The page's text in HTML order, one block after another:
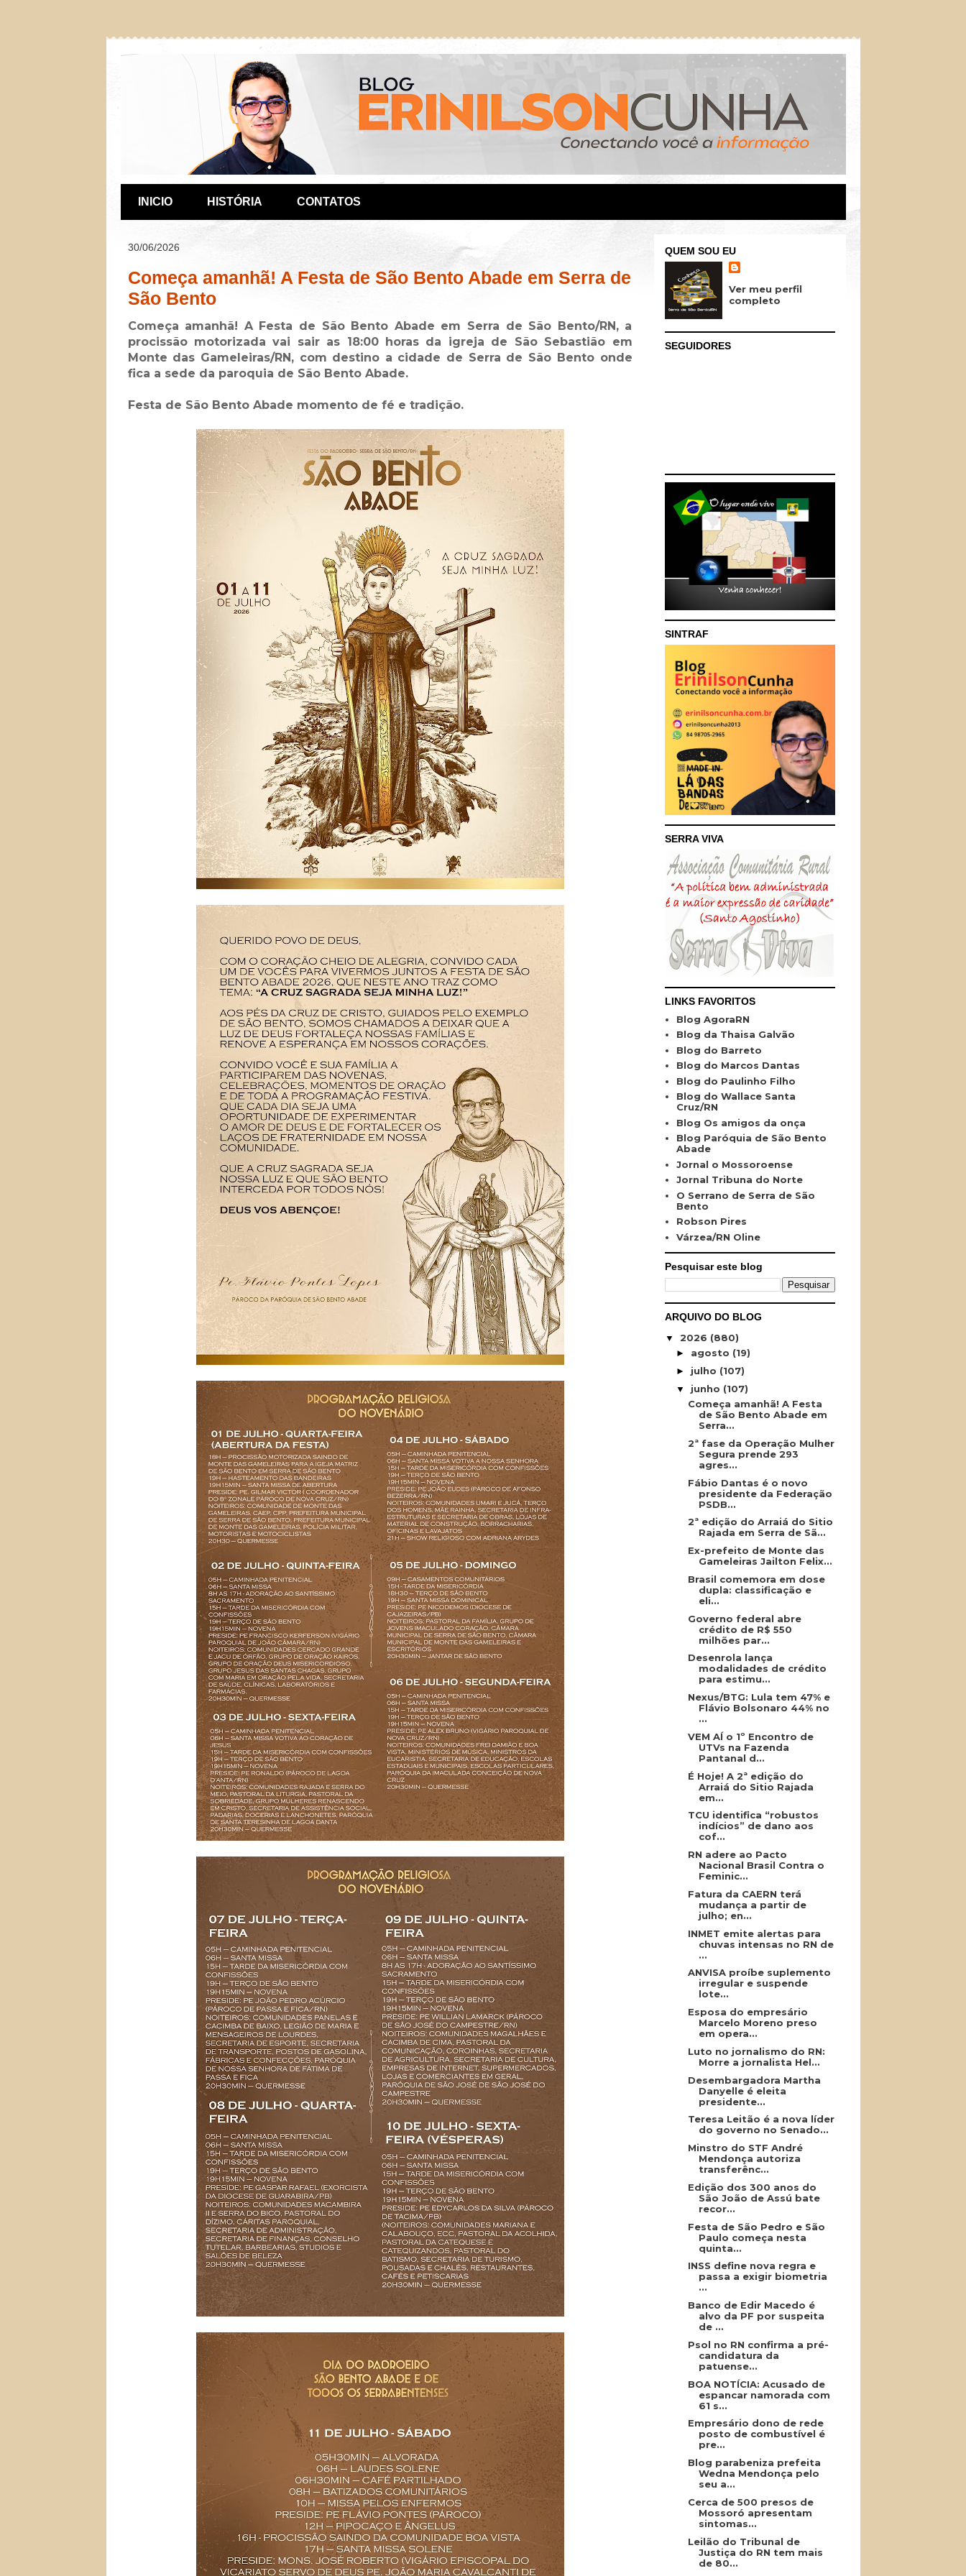
INICIO HISTÓRIA CONTATOS
30/06/2026
Começa amanhã! A Festa de São Bento Abade em Serra de
São Bento
Começa amanhã! A Festa de São Bento Abade em Serra de São Bento/RN, a
procissão motorizada vai sair as 18:00 horas da igreja de São Sebastião em
Monte das Gameleiras/RN, com destino a cidade de Serra de São Bento onde
fica a sede da paroquia de São Bento Abade.
Festa de São Bento Abade momento de fé e tradição.
QUEM SOU EU
Ver meu perfil
completo
SEGUIDORES
SINTRAF
SERRA VIVA
LINKS FAVORITOS
Blog AgoraRN
Blog da Thaisa Galvão
Blog do Barreto
Blog do Marcos Dantas
Blog do Paulinho Filho
Blog do Wallace Santa
Cruz/RN
Blog Os amigos da onça
Blog Paróquia de São Bento
Abade
Jornal o Mossoroense
Jornal Tribuna do Norte
O Serrano de Serra de São
Bento
Robson Pires
Várzea/RN Oline
Pesquisar este blog
ARQUIVO DO BLOG
▼ 2026 (880)
► agosto (19)
► julho (107)
▼ junho (107)
Começa amanhã! A Festa
de São Bento Abade em
Serra...
2ª fase da Operação Mulher
Segura prende 293
agres...
Fábio Dantas é o novo
presidente da Federação
PSDB...
2ª edição do Arraiá do Sitio
Rajada em Serra de Sã...
Ex-prefeito de Monte das
Gameleiras Jailton Felix...
Brasil comemora em dose
dupla: classificação e
eli...
Governo federal abre
crédito de R$ 550
milhões par...
Desenrola lança
modalidades de crédito
para estimu...
Nexus/BTG: Lula tem 47% e
Flávio Bolsonaro 44% no
...
VEM AÍ o 1º Encontro de
UTVs na Fazenda
Pantanal d...
É Hoje! A 2ª edição do
Arraiá do Sitio Rajada
em...
TCU identifica “robustos
indícios” de dano aos
cof...
RN adere ao Pacto
Nacional Brasil Contra o
Feminic...
Fatura da CAERN terá
mudança a partir de
julho; en...
INMET emite alertas para
chuvas intensas no RN de
...
ANVISA proíbe suplemento
irregular e suspende
lote...
Esposa do empresário
Marcelo Moreno preso
em opera...
Luto no jornalismo do RN:
Morre a jornalista Hel...
Desembargadora Martha
Danyelle é eleita
presidente...
Teresa Leitão é a nova líder
do governo no Senado...
Minstro do STF André
Mendonça autoriza
transferênc...
Edição dos 300 anos do
São João de Assú bate
recor...
Festa de São Pedro e São
Paulo começa nesta
quinta...
INSS define nova regra e
passa a exigir biometria
...
Banco de Edir Macedo é
alvo da PF por suspeita
de ...
Psol no RN confirma a pré-
candidatura da
patuense...
BOA NOTÍCIA: Acusado de
espancar namorada com
61 s...
Empresário dono de rede
posto de combustível é
pre...
Blog parabeniza prefeita
Wedna Mendonça pelo
seu a...
Cerca de 500 presos de
Mossoró apresentam
sintomas...
Leilão do Tribunal de
Justiça do RN tem mais
de 80...